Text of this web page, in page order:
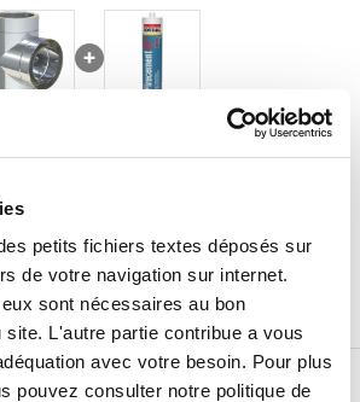
petits fichiers textes déposés sur
de votre navigation sur internet.
sont nécessaires au bon
site. L'autre partie contribue a vous
avec votre besoin. Pour plus
pouvez consulter notre politique de
de roche de 25 à 30 mm d'épaisseur)
188,99